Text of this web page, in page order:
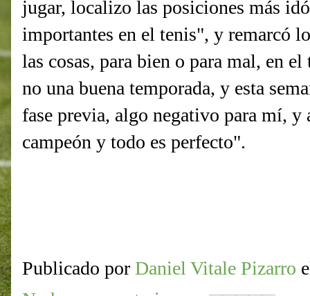
jugar, localizo las posiciones más
importantes en el tenis", y remarcó
las cosas, para bien o para mal, en
no una buena temporada, y esta
fase previa, algo negativo para mí, y
campeón y todo es perfecto".
Publicado por Daniel Vitale Pizarro